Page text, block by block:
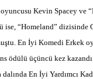
Kevin Spacey
“Homeland” dizisinde
En İyi Komedi Erkek
ödülü üçüncü kez
En İyi Yardımcı